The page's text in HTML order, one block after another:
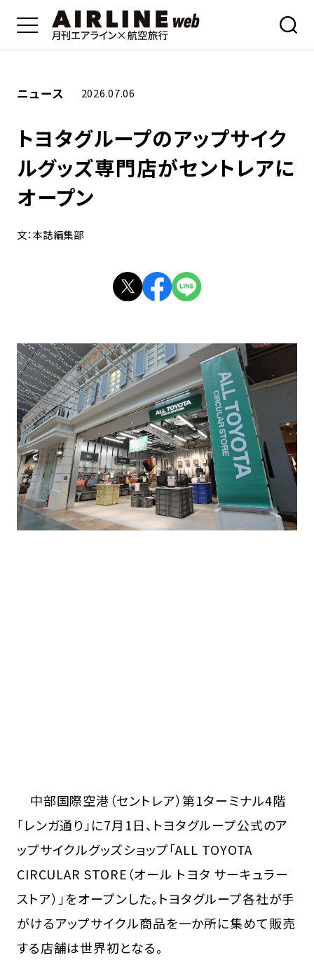
ニュース 2026.07.06
トヨタグループのアップサイク
ルグッズ専門店がセントレアに
オープン
文：本誌編集部
中部国際空港（セントレア）第1ターミナル4階
「レンガ通り」に7月1日、トヨタグループ公式のア
ップサイクルグッズショップ「ALL TOYOTA
CIRCULAR STORE（オール トヨタ サーキュラー
ストア）」をオープンした。トヨタグループ各社が手
がけるアップサイクル商品を一か所に集めて販売
する店舗は世界初となる。